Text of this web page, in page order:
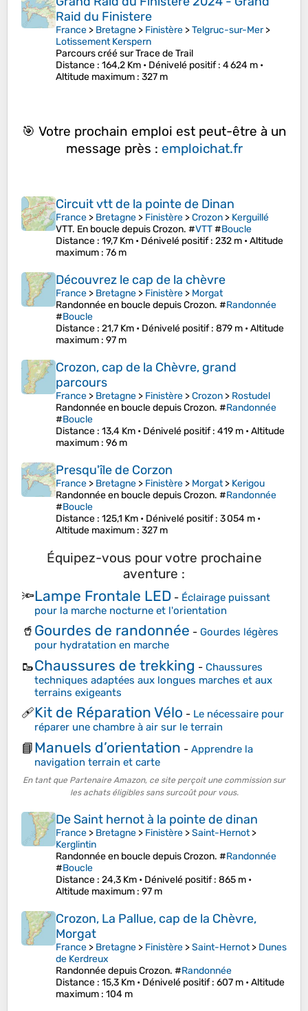
Raid du Finistere
France > Bretagne > Finistère >Telgruc-sur-Mer>
Lotissement Kerspern
Parcours créé sur Trace de Trail
Distance : 164,2 Km • Dénivelé positif: 4 624 m •
Altitude maximum : 327 m
🎯 Votre prochain emploi est peut-être à un
message près : emploichat.fr
Circuit vtt de la pointe de Dinan
France > Bretagne > Finistère >Crozon > Kerguillé
VTT. En boucle depuis Crozon. #VTT#Boucle
Distance : 19,7 Km • Dénivelé positif: 232 m •Altitude
maximum : 76 m
Découvrez le cap de la chèvre
France > Bretagne > Finistère > Morgat
Randonnée en boucle depuis Crozon. #Randonnée
#Boucle
Distance : 21,7 Km • Dénivelé positif: 879 m •Altitude
maximum : 97 m
Crozon, cap de la Chèvre, grand
parcours
France > Bretagne > Finistère >Crozon > Rostudel
Randonnée en boucle depuis Crozon. #Randonnée
#Boucle
Distance : 13,4 Km • Dénivelé positif: 419 m •Altitude
maximum : 96 m
Presqu'île de Corzon
France > Bretagne > Finistère > Morgat> Kerigou
Randonnée en boucle depuis Crozon. #Randonnée
#Boucle
Distance : 125,1 Km • Dénivelé positif: 3 054 m •
Altitude maximum : 327 m
Équipez-vous pour votre prochaine
aventure :
🔦Lampe Frontale LED - Éclairage puissant
pour la marche nocturne et l'orientation
🥤 Gourdes de randonnée - Gourdes légères
pour hydratation en marche
🥾Chaussures de trekking - Chaussures
techniques adaptées aux longues marches et aux
terrains exigeants
🩹Kit de Réparation Vélo - Le nécessaire pour
réparer une chambre à air sur le terrain
📘Manuels d’orientation - Apprendre la
navigation terrain et carte
En tant que Partenaire Amazon, ce site perçoit une commission sur
les achats éligibles sans surcoût pour vous.
De Saint hernot à la pointe de dinan
France > Bretagne > Finistère >Saint-Hernot>
Kerglintin
Randonnée en boucle depuis Crozon. #Randonnée
#Boucle
Distance : 24,3 Km • Dénivelé positif: 865 m •
Altitude maximum : 97 m
Crozon, La Pallue, cap de la Chèvre,
Morgat
France > Bretagne > Finistère >Saint-Hernot> Dunes
de Kerdreux
Randonnée depuis Crozon. #Randonnée
Distance : 15,3 Km • Dénivelé positif: 607 m •Altitude
maximum : 104 m